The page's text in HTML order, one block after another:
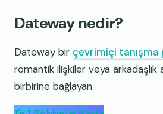
Dateway nedir?
Dateway bir çevrimiçi
romantik ilişkiler veya arkadaşlık
birbirine bağlayan.